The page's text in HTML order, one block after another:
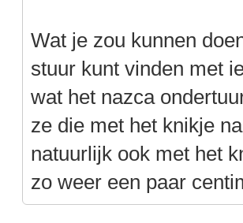
Wat je zou kunnen
stuur kunt vinden met
wat het nazca
ze die met het knikje
natuurlijk ook met het
zo weer een paar